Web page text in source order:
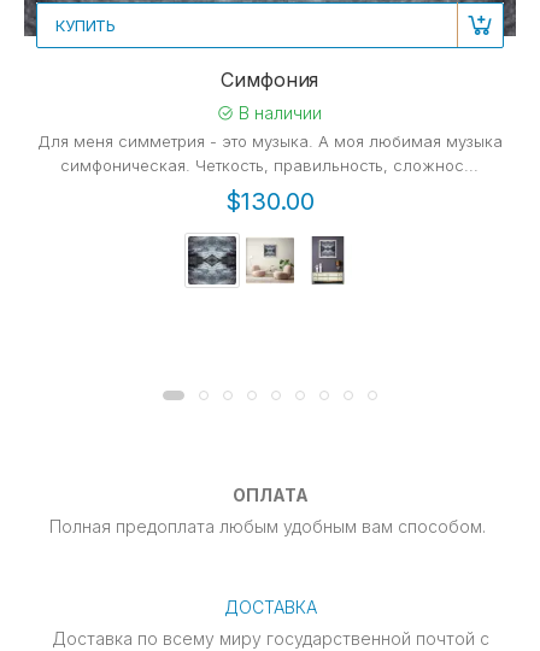
КУПИТЬ
Симфония
В наличии
Для меня симметрия - это музыка. А моя любимая музыка
симфоническая. Четкость, правильность, сложнос...
$130.00
ОПЛАТА
Полная предоплата любым удобным вам способом.
ДОСТАВКА
Доставка по всему миру государственной почтой с